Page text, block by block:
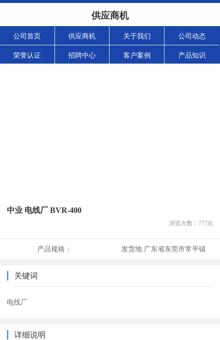
供应商机
公司首页 供应商机 关于我们 公司动态
荣誉认证 招聘中心 客户案例 产品知识
中业 电线厂 BVR-400
浏览次数： 777次
产品规格： 发货地:广东省东莞市常平镇
关键词
电线厂
详细说明